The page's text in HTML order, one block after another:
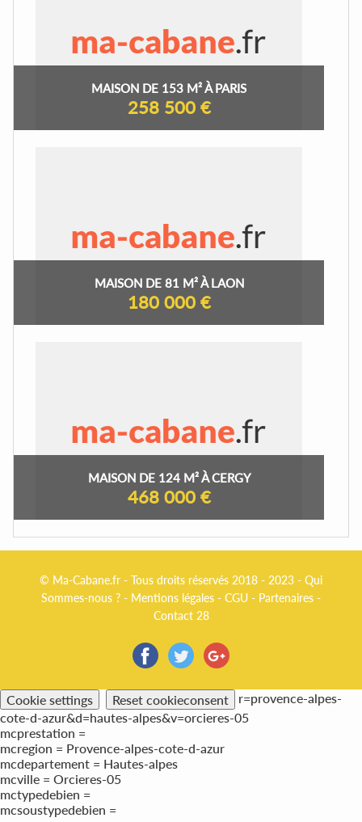
MAISON DE 153 M² À PARIS
258 500 €
MAISON DE 81 M² À LAON
180 000 €
MAISON DE 124 M² À CERGY
468 000 €
© Ma-Cabane.fr - Tous droits réservés 2018 - 2023 - Qui
Sommes-nous ? - Mentions légales - CGU - Partenaires -
Contact 28
Cookie settings Reset cookieconsent
r=provence-alpes-
cote-d-azur&d=hautes-alpes&v=orcieres-05
mcprestation =
mcregion = Provence-alpes-cote-d-azur
mcdepartement = Hautes-alpes
mcville = Orcieres-05
mctypedebien =
mcsoustypedebien =